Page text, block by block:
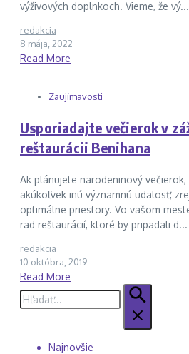
výživových doplnkoch. Vieme, že vý...
redakcia
8 mája, 2022
Read More
Zaujímavosti
Usporiadajte večierok v
reštaurácii Benihana
Ak plánujete narodeninový
akúkoľvek inú významnú udalosť,
optimálne priestory. Vo vašom
rad reštaurácií, ktoré by pripadali d...
redakcia
10 októbra, 2019
Read More
Hľadať:
Najnovšie